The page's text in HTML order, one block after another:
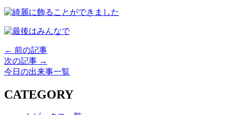
← 前の記事
次の記事 →
今日の出来事一覧
CATEGORY